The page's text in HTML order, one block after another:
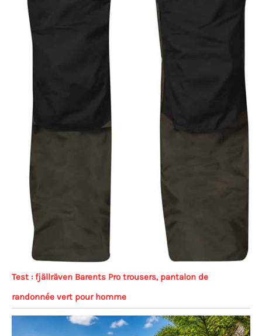
Test : fjällräven Barents Pro trousers, pantalon de
randonnée vert pour homme